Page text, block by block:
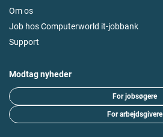
Om os
Job hos Computerworld it-jobbank
Support
Modtag nyheder
For jobsøgere
For arbejdsgivere